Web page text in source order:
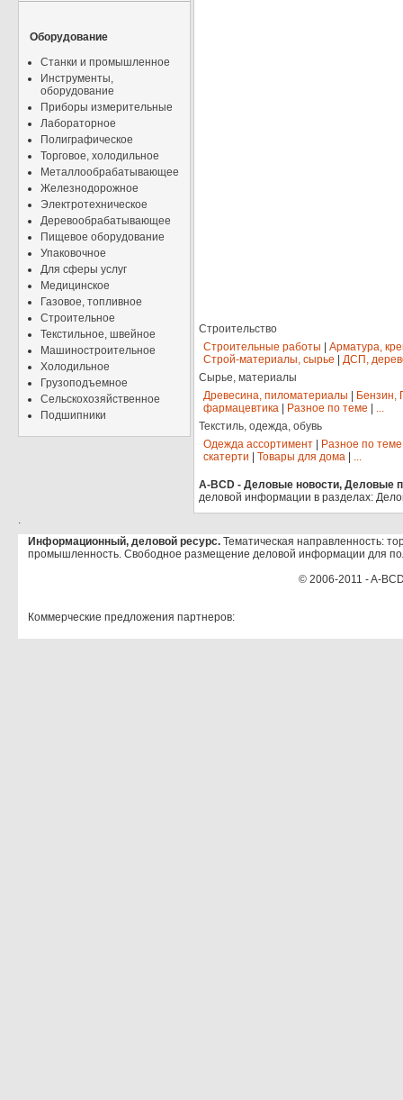
Оборудование
Станки и промышленное
Инструменты,
оборудование
Приборы измерительные
Лабораторное
Полиграфическое
Торговое, холодильное
Металлообрабатывающее
Железнодорожное
Электротехническое
Деревообрабатывающее
Пищевое оборудование
Упаковочное
Для сферы услуг
Медицинское
Газовое, топливное
Строительное
Текстильное, швейное
Машиностроительное
Холодильное
Грузоподъемное
Сельскохозяйственное
Подшипники
Строительство
Строительные работы
Арматура,
Строй-материалы, сырье
ДСП,
Сырье, материалы
Древесина, пиломатериалы
Бензин,
фармацевтика
Разное по теме
...
Текстиль, одежда, обувь
Одежда ассортимент
Разное по теме
скатерти
Товары для дома ...
A-BCD - Деловые новости, Деловые
деловой информации в разделах:
.
Информационный, деловой ресурс. Тематическая направленность:
промышленность. Свободное размещение деловой информации для
© 2006-2011 - A-
Коммерческие предложения партнеров: